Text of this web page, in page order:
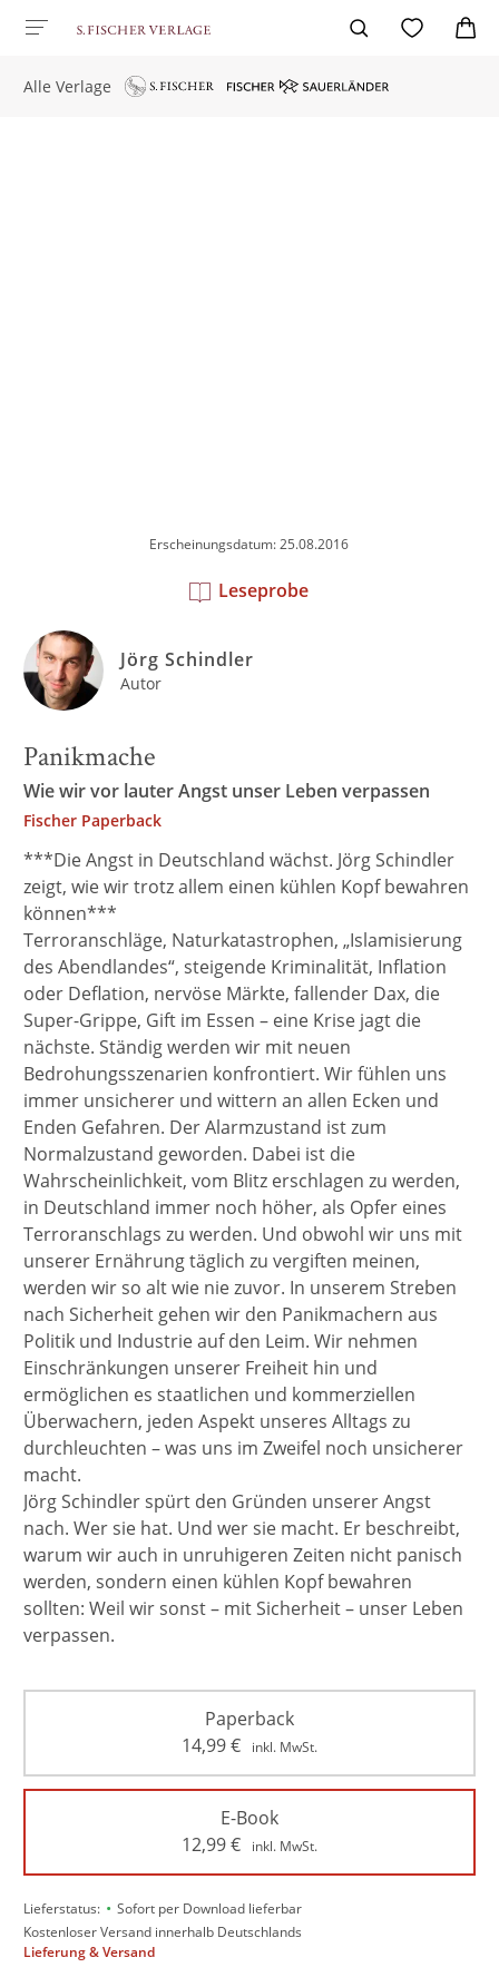
Alle Verlage
Erscheinungsdatum: 25.08.2016
Leseprobe
Jörg Schindler
Autor
Panikmache
Wie wir vor lauter Angst unser Leben verpassen
Fischer Paperback
***Die Angst in Deutschland wächst. Jörg Schindler
zeigt, wie wir trotz allem einen kühlen Kopf bewahren
können***
Terroranschläge, Naturkatastrophen, „Islamisierung
des Abendlandes“, steigende Kriminalität, Inflation
oder Deflation, nervöse Märkte, fallender Dax, die
Super-Grippe, Gift im Essen – eine Krise jagt die
nächste. Ständig werden wir mit neuen
Bedrohungsszenarien konfrontiert. Wir fühlen uns
immer unsicherer und wittern an allen Ecken und
Enden Gefahren. Der Alarmzustand ist zum
Normalzustand geworden. Dabei ist die
Wahrscheinlichkeit, vom Blitz erschlagen zu werden,
in Deutschland immer noch höher, als Opfer eines
Terroranschlags zu werden. Und obwohl wir uns mit
unserer Ernährung täglich zu vergiften meinen,
werden wir so alt wie nie zuvor. In unserem Streben
nach Sicherheit gehen wir den Panikmachern aus
Politik und Industrie auf den Leim. Wir nehmen
Einschränkungen unserer Freiheit hin und
ermöglichen es staatlichen und kommerziellen
Überwachern, jeden Aspekt unseres Alltags zu
durchleuchten – was uns im Zweifel noch unsicherer
macht.
Jörg Schindler spürt den Gründen unserer Angst
nach. Wer sie hat. Und wer sie macht. Er beschreibt,
warum wir auch in unruhigeren Zeiten nicht panisch
werden, sondern einen kühlen Kopf bewahren
sollten: Weil wir sonst – mit Sicherheit – unser Leben
verpassen.
Paperback
14,99€ inkl. MwSt.
E-Book
12,99€ inkl. MwSt.
Lieferstatus: • Sofort per Download lieferbar
Kostenloser Versand innerhalb Deutschlands
Lieferung & Versand